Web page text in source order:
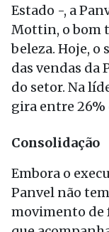
Estado -, a
Mottin, o bom
beleza. Hoje, o
das vendas da
do setor. Na
gira entre 26%
Consolidação
Embora o
Panvel não
movimento de